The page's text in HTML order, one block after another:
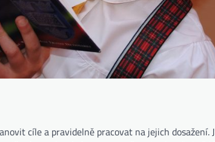
cíle a pravidelně pracovat na jejich